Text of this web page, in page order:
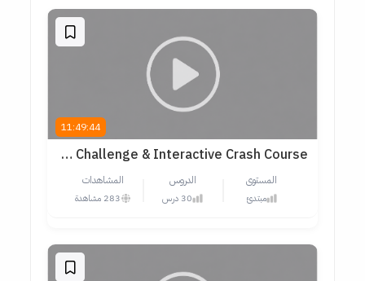
11:49:44
UI/UX Design Mastery: 30-Day Challenge & Interactive Crash Course
المستوى
مبتدئ
الدروس
30 درس
المشاهدات
283 مشاهدة